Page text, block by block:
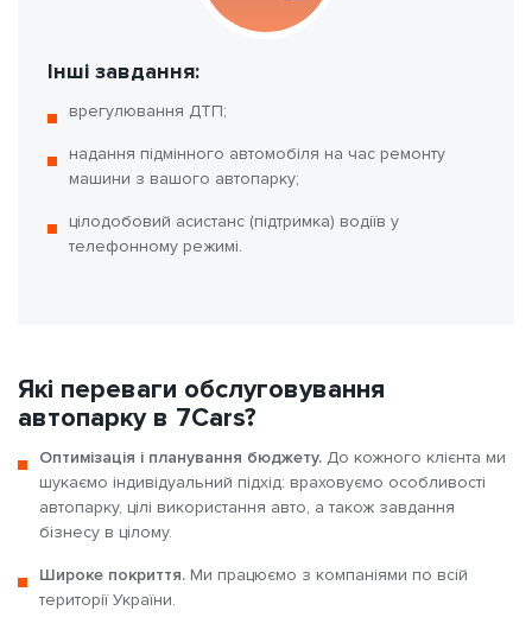
Інші завдання:
врегулювання ДТП;
надання підмінного автомобіля на час ремонту
машини з вашого автопарку;
цілодобовий асистанс (підтримка) водіїв у
телефонному режимі.
Які переваги обслуговування
автопарку в 7Cars?
Оптимізація і планування бюджету. До кожного клієнта ми
шукаємо індивідуальний підхід: враховуємо особливості
автопарку, цілі використання авто, а також завдання
бізнесу в цілому.
Широке покриття. Ми працюємо з компаніями по всій
території України.